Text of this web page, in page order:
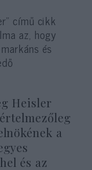
című cikk
az, hogy
és
Heisler
a
és az